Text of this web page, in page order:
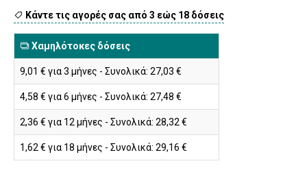
Κάντε τις αγορές σας από 3 εώς 18 δόσεις
Χαμηλότοκες δόσεις
9,01 € για 3 μήνες - Συνολικά: 27,03 €
4,58 € για 6 μήνες - Συνολικά: 27,48 €
2,36 € για 12 μήνες - Συνολικά: 28,32 €
1,62 € για 18 μήνες - Συνολικά: 29,16 €